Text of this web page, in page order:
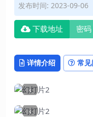
发布时间: 2023-09-06
下载地址 密码
详情介绍 常
‹
‹